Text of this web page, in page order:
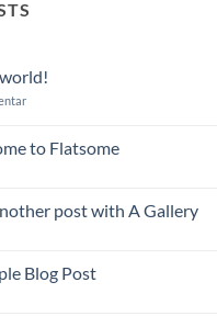
zu
to Flatsome
post with A Gallery
Blog Post